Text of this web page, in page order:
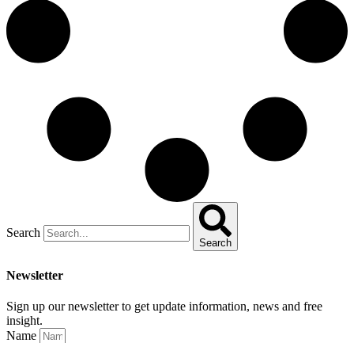
Search
Search
Newsletter
Sign up our newsletter to get update information, news and free
insight.
Name